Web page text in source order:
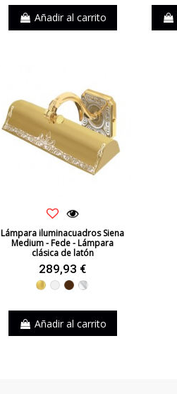
Añadir al carrito
Lámpara iluminacuadros Siena
Medium - Fede - Lámpara
clásica de latón
289,93 €
Dorado
Blanco
MarrónCromo
Añadir al carrito